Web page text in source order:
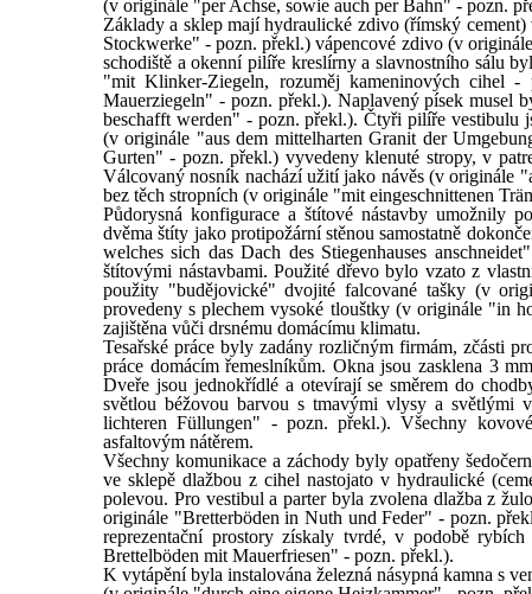
(v originále "per Achse, sowie auch per Bahn" - pozn.
Základy a sklep mají hydraulické zdivo (římský
Stockwerke" - pozn. překl.) vápencové zdivo (v
schodiště a okenní pilíře kreslírny a slavnostního sálu
"mit Klinker-Ziegeln, rozuměj kameninových cihel
Mauerziegeln" - pozn. překl.). Naplavený písek musel
beschafft werden" - pozn. překl.). Čtyři pilíře vestibulu
(v originále "aus dem mittelharten Granit der
Gurten" - pozn. překl.) vyvedeny klenuté stropy, v
Válcovaný nosník nachází užití jako návěs (v originále
bez těch stropních (v originále "mit eingeschnittenen
Půdorysná konfigurace a štítové nástavby umožnily
dvěma štíty jako protipožární stěnou samostatně
welches sich das Dach des Stiegenhauses
štítovými nástavbami. Použité dřevo bylo vzato z
použity "budějovické" dvojité falcované tašky (v
provedeny s plechem vysoké tlouštky (v originále "in
zajištěna vůči drsnému domácímu klimatu.
Tesařské práce byly zadány rozličným firmám, zčásti
práce domácím řemeslníkům. Okna jsou zasklena 3
Dveře jsou jednokřídlé a otevírají se směrem do
světlou béžovou barvou s tmavými vlysy a světlými
lichteren Füllungen" - pozn. překl.). Všechny
asfaltovým nátěrem.
Všechny komunikace a záchody byly opatřeny
ve sklepě dlažbou z cihel nastojato v hydraulické
polevou. Pro vestibul a parter byla zvolena dlažba z
originále "Bretterböden in Nuth und Feder" - pozn.
reprezentační prostory získaly tvrdé, v podobě
Brettelböden mit Mauerfriesen" - pozn. překl.).
K vytápění byla instalována železná násypná kamna s